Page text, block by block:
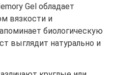
Gel обладает
вязкости и
биологическую
выглядит натурально и